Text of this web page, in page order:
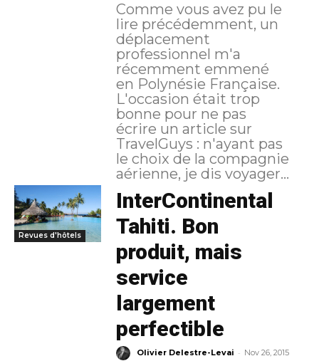
Comme vous avez pu le
lire précédemment, un
déplacement
professionnel m'a
récemment emmené
en Polynésie Française.
L'occasion était trop
bonne pour ne pas
écrire un article sur
TravelGuys : n'ayant pas
le choix de la compagnie
aérienne, je dis voyager...
Revues d'hôtels
InterContinental
Tahiti. Bon
produit, mais
service
largement
perfectible
Olivier Delestre-Levai - Nov 26, 2015